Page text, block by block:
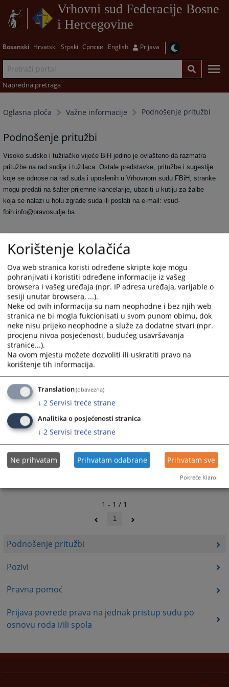
Vrhovni sud Federacije Bosne
i Hercegovine
Bosanski Hrvatski Srpski Српски English Prijava
Napredna pretraga
Oglasna ploča Važne informacije Podnošenje pritužbi
Podnošenje pritužbi
Pozivi
Pravna pomoć
Prijava povrede prava na jednak pristup sudu po
osnovu roda i/ili spola
Podnošenje pritužbi
Visoko sudsko i tužilačko vijeće BiH jedino je ovlašteno da razmatra
pritužbe na rad sudija i tužilaca. Ostale predstavke, pritužbe i sugestije
koje se odnose na rad suda i uposlenih u Vrhovnom sudu FBiH, stranke
mogu predati na šalter prijemne kancelarije, ubaciti u kutiju za žalbe
koja se nalazi u holu zgrade suda ili poslati na e-mail: vsud-
fbih.info@pravosudje.ba
8945PREGLEDA
1 - 1 / 1
1
Korištenje kolačića
Ova web stranica koristi određene skripte koje mogu
pohranjivati i koristiti određene informacije iz vašeg
browsera i vašeg uređaja (npr. IP adresa uređaja, varijable o
sesiji unutar browsera, ...).
Neke od ovih informacija su nam neophodne i bez njih web
stranica ne bi mogla fukcionisati u svom punom obimu, dok
neke nisu prijeko neophodne a služe za dodatne stvari (npr.
procjenu nivoa posjećenosti, budućeg usavršavanja
stranice...).
Na ovom mjestu možete dozvoliti ili uskratiti pravo na
korištenje tih informacija.
Translation(obavezna)
↓ 2 Servisi treće strane
Analitika o posjećenosti stranica
↓ 2 Servisi treće strane
Ne prihvatam Prihvatam odabrane Prihvatam sve
Pokreće Klaro!